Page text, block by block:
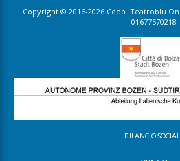
Copyright © 2016-2026 Coop. Teatroblu
01677570218
BILANCIO